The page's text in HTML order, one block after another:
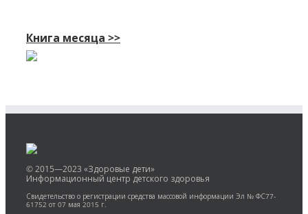
Книга месяца >>
© 2015—2023 «Здоровые дети»
Информационный центр детского здоровья
Свидетельство о регистрации средства массовой информации Эл № ФС77-
61752 от 07 мая 2015 г.